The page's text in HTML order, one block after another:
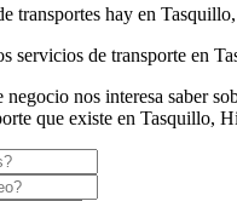
transportes hay en
servicios de transporte en
negocio nos interesa saber
que existe en Tasquillo,